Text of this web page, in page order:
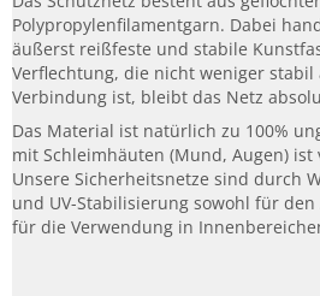
Polypropylenfilamentgarn. Dabei
äußerst reißfeste und stabile
Verflechtung, die nicht weniger stabil
Verbindung ist, bleibt das Netz
Das Material ist natürlich zu 100%
mit Schleimhäuten (Mund, Augen)
Unsere Sicherheitsnetze sind durch
und UV-Stabilisierung sowohl für
für die Verwendung in